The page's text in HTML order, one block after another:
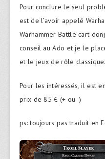
Pour conclure le seul
est de l’avoir appelé
Warhammer Battle cart
conseil au Ado et je le
et le jeux de rôle classique.
Pour les intéressés, il est
prix de 85 € (+ ou -)
ps: toujours pas traduit en